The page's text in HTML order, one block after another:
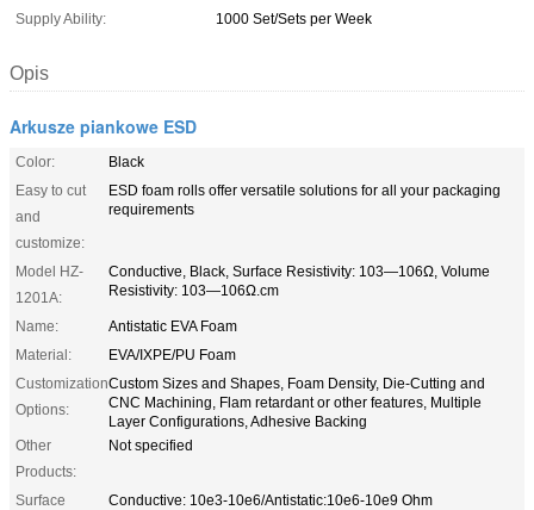
Supply Ability:
1000 Set/Sets per Week
Opis
Arkusze piankowe ESD
Color:
Black
Easy to cut
and
customize:
ESD foam rolls offer versatile solutions for all your packaging
requirements
Model HZ-
1201A:
Conductive, Black, Surface Resistivity: 103—106Ω, Volume
Resistivity: 103—106Ω.cm
Name:
Antistatic EVA Foam
Material:
EVA/IXPE/PU Foam
Customization
Options:
Custom Sizes and Shapes, Foam Density, Die-Cutting and
CNC Machining, Flam retardant or other features, Multiple
Layer Configurations, Adhesive Backing
Other
Products:
Not specified
Surface
Conductive: 10e3-10e6/Antistatic:10e6-10e9 Ohm